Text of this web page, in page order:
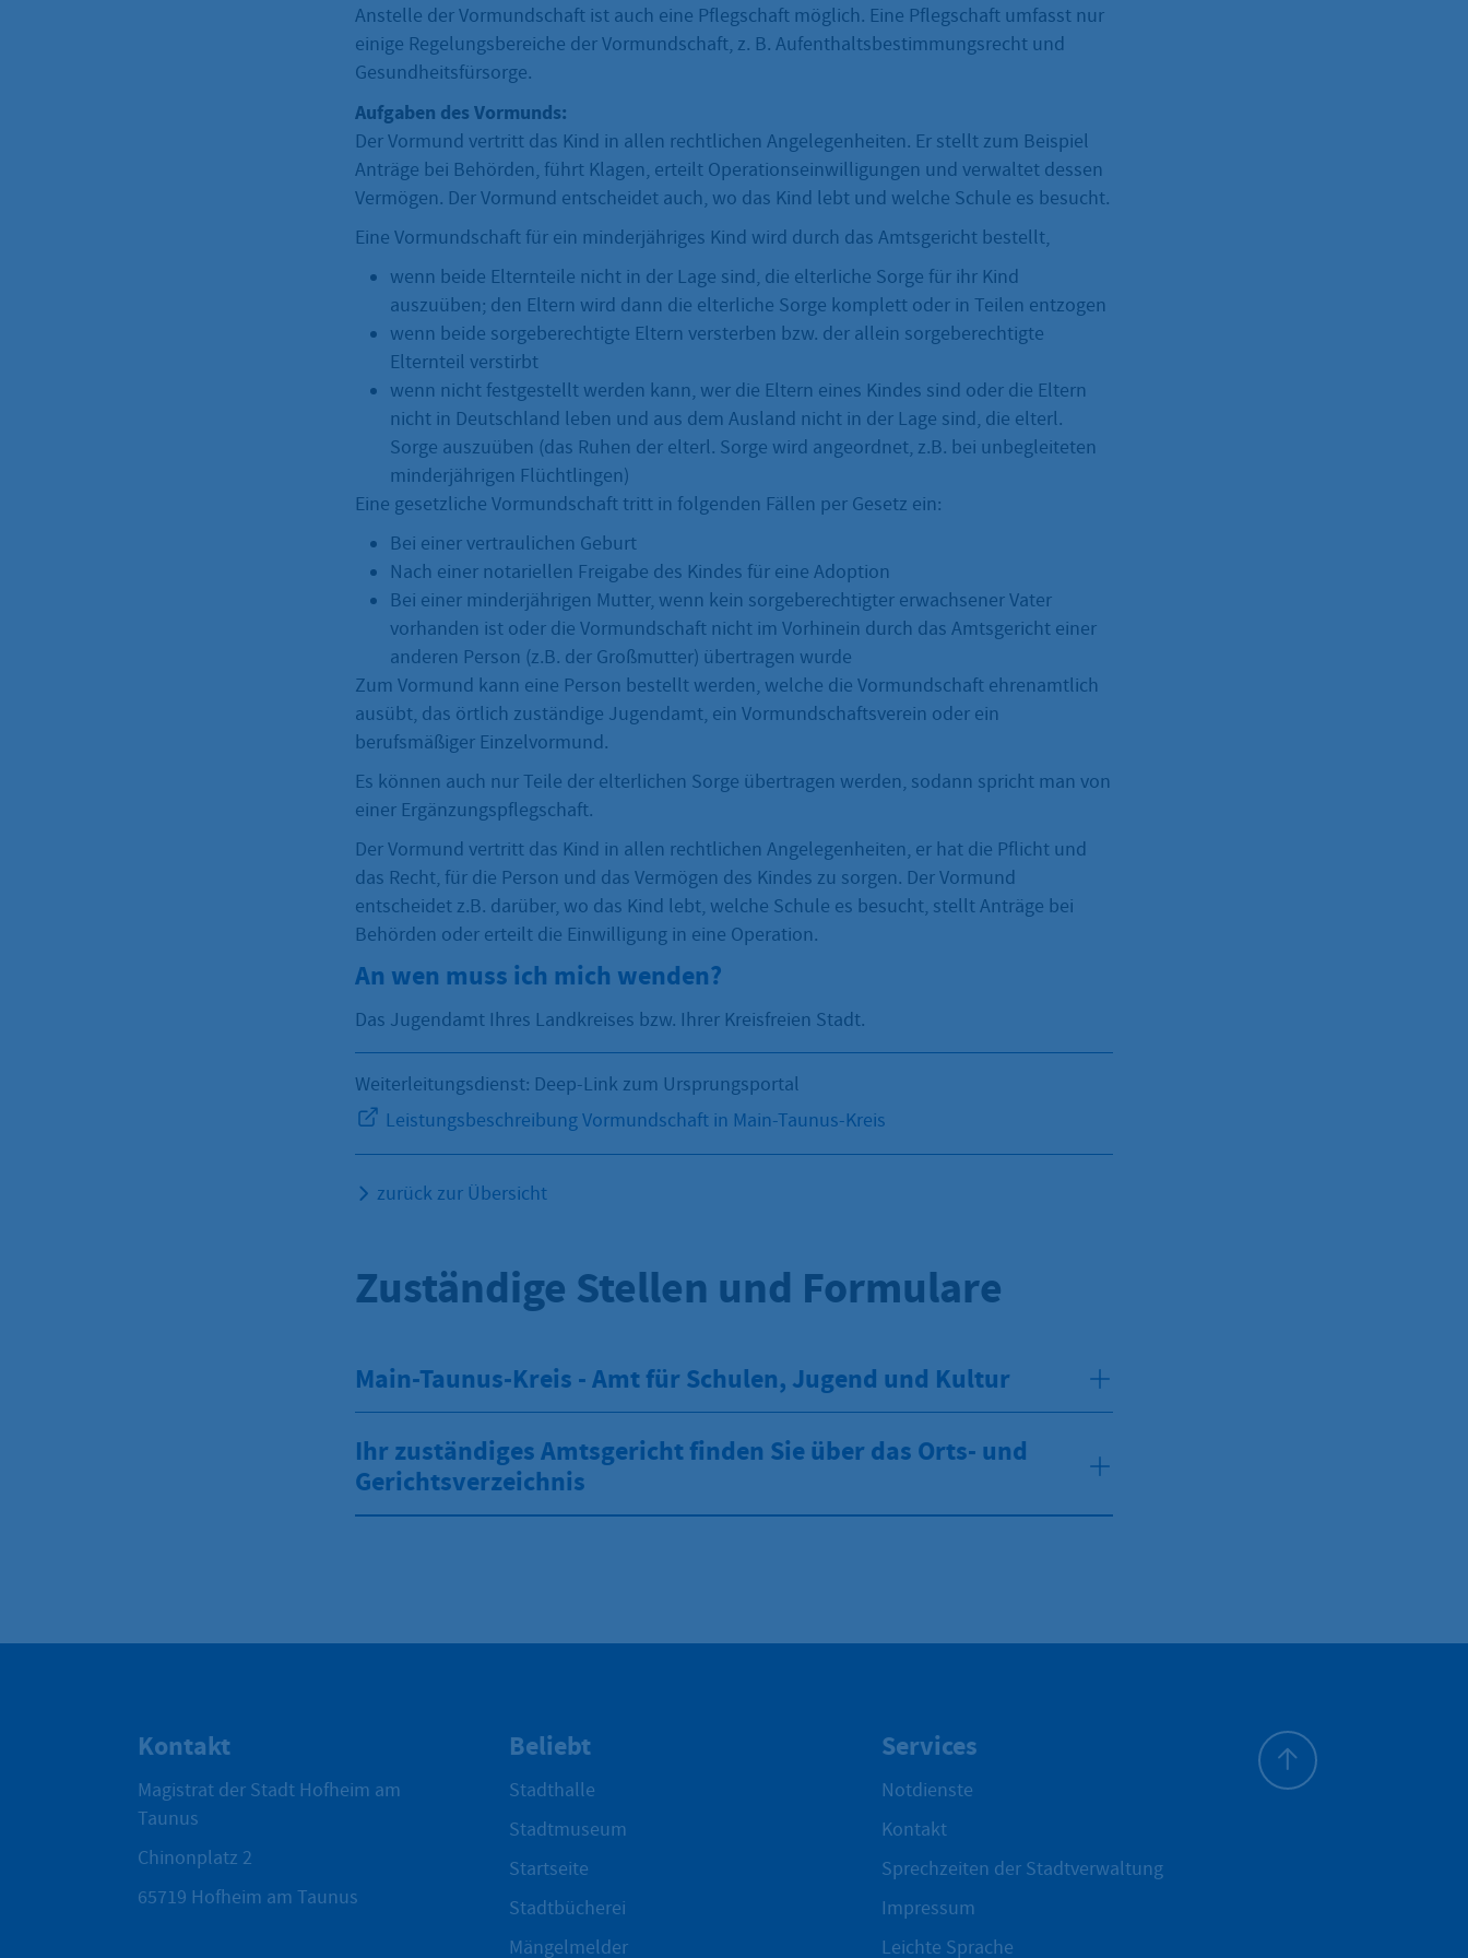
Anstelle der Vormundschaft ist auch eine Pflegschaft möglich. Eine Pflegschaft umfasst nur
einige Regelungsbereiche der Vormundschaft, z. B. Aufenthaltsbestimmungsrecht und
Gesundheitsfürsorge.
Aufgaben des Vormunds:
Der Vormund vertritt das Kind in allen rechtlichen Angelegenheiten. Er stellt zum Beispiel
Anträge bei Behörden, führt Klagen, erteilt Operationseinwilligungen und verwaltet dessen
Vermögen. Der Vormund entscheidet auch, wo das Kind lebt und welche Schule es besucht.
Eine Vormundschaft für ein minderjähriges Kind wird durch das Amtsgericht bestellt,
wenn beide Elternteile nicht in der Lage sind, die elterliche Sorge für ihr Kind
auszuüben; den Eltern wird dann die elterliche Sorge komplett oder in Teilen entzogen
wenn beide sorgeberechtigte Eltern versterben bzw. der allein sorgeberechtigte
Elternteil verstirbt
wenn nicht festgestellt werden kann, wer die Eltern eines Kindes sind oder die Eltern
nicht in Deutschland leben und aus dem Ausland nicht in der Lage sind, die elterl.
Sorge auszuüben (das Ruhen der elterl. Sorge wird angeordnet, z.B. bei unbegleiteten
minderjährigen Flüchtlingen)
Eine gesetzliche Vormundschaft tritt in folgenden Fällen per Gesetz ein:
Bei einer vertraulichen Geburt
Nach einer notariellen Freigabe des Kindes für eine Adoption
Bei einer minderjährigen Mutter, wenn kein sorgeberechtigter erwachsener Vater
vorhanden ist oder die Vormundschaft nicht im Vorhinein durch das Amtsgericht einer
anderen Person (z.B. der Großmutter) übertragen wurde
Zum Vormund kann eine Person bestellt werden, welche die Vormundschaft ehrenamtlich
ausübt, das örtlich zuständige Jugendamt, ein Vormundschaftsverein oder ein
berufsmäßiger Einzelvormund.
Es können auch nur Teile der elterlichen Sorge übertragen werden, sodann spricht man von
einer Ergänzungspflegschaft.
Der Vormund vertritt das Kind in allen rechtlichen Angelegenheiten, er hat die Pflicht und
das Recht, für die Person und das Vermögen des Kindes zu sorgen. Der Vormund
entscheidet z.B. darüber, wo das Kind lebt, welche Schule es besucht, stellt Anträge bei
Behörden oder erteilt die Einwilligung in eine Operation.
An wen muss ich mich wenden?
Das Jugendamt Ihres Landkreises bzw. Ihrer Kreisfreien Stadt.
Weiterleitungsdienst: Deep-Link zum Ursprungsportal
Leistungsbeschreibung Vormundschaft in Main-Taunus-Kreis
zurück zur Übersicht
Zuständige Stellen und Formulare
Main-Taunus-Kreis - Amt für Schulen, Jugend und Kultur
Ihr zuständiges Amtsgericht finden Sie über das Orts- und
Gerichtsverzeichnis
Kontakt
Magistrat der Stadt Hofheim am
Taunus
Chinonplatz 2
65719 Hofheim am Taunus
Beliebt
Stadthalle
Stadtmuseum
Startseite
Stadtbücherei
Mängelmelder
Services
Notdienste
Kontakt
Sprechzeiten der Stadtverwaltung
Impressum
Leichte Sprache